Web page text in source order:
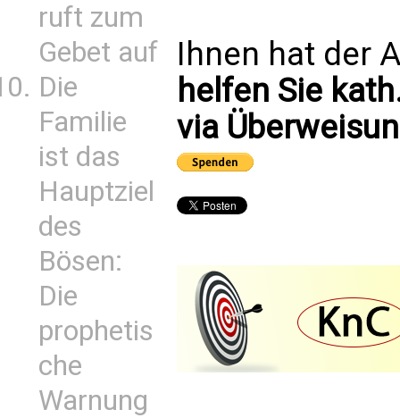
ruft zum
Gebet auf
Die
Familie
ist das
Hauptziel
des
Bösen:
Die
prophetis
che
Warnung
Ihnen hat der
helfen Sie
via